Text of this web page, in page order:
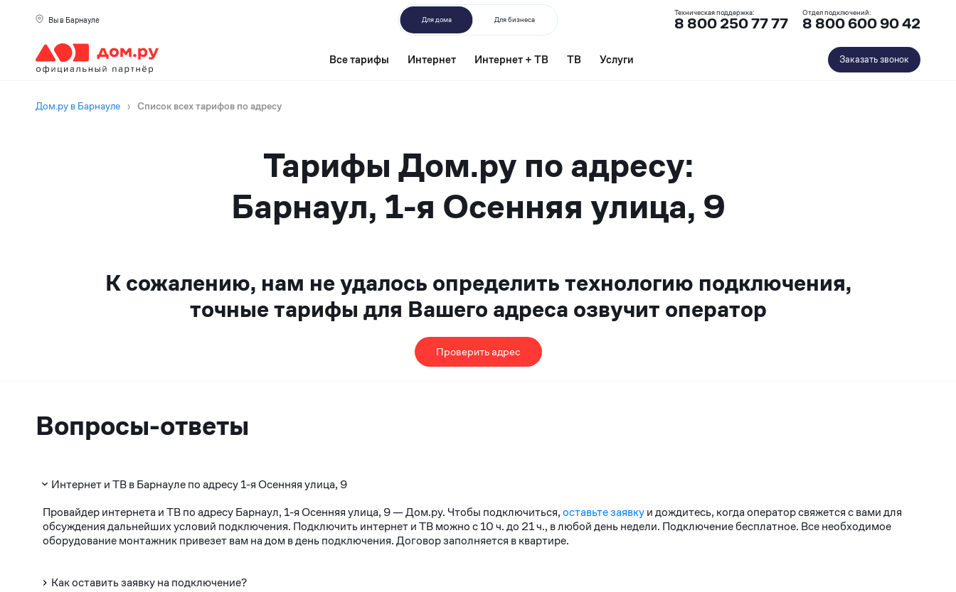
Вы в Барнауле Для дома Для бизнеса
Техническая поддержка:
8 800 250 77 77
Отдел подключений:
8 800 600 90 42
Все тарифы Интернет Интернет + ТВ ТВ Услуги Заказать звонок
Дом.ру в Барнауле › Список всех тарифов по адресу
Тарифы Дом.ру по адресу:
Барнаул, 1-я Осенняя улица, 9
К сожалению, нам не удалось определить технологию подключения,
точные тарифы для Вашего адреса озвучит оператор
Проверить адрес
Вопросы-ответы
Интернет и ТВ в Барнауле по адресу 1-я Осенняя улица, 9
Провайдер интернета и ТВ по адресу Барнаул, 1-я Осенняя улица, 9 — Дом.ру. Чтобы подключиться,оставьте заявкуи дождитесь, когда оператор свяжется с вами для
обсуждения дальнейших условий подключения. Подключить интернет и ТВ можно с 10 ч. до 21 ч., в любой день недели. Подключение бесплатное. Все необходимое
оборудование монтажник привезет вам на дом в день подключения. Договор заполняется в квартире.
Как оставить заявку на подключение?